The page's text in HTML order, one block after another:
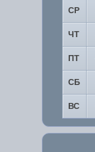
СР
ЧТ
ПТ
СБ
ВС